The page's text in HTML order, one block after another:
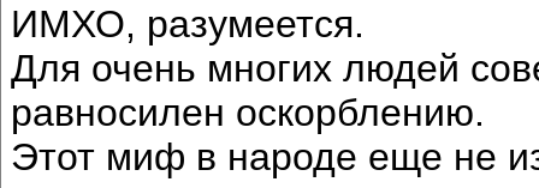
ИМХО, разумеется.
Для очень многих людей
равносилен оскорблению.
Этот миф в народе еще не